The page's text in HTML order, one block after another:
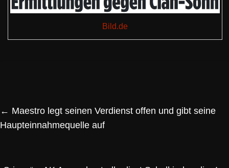
Bild.de
← Maestro legt seinen Verdienst offen und gibt seine
Haupteinnahmequelle auf